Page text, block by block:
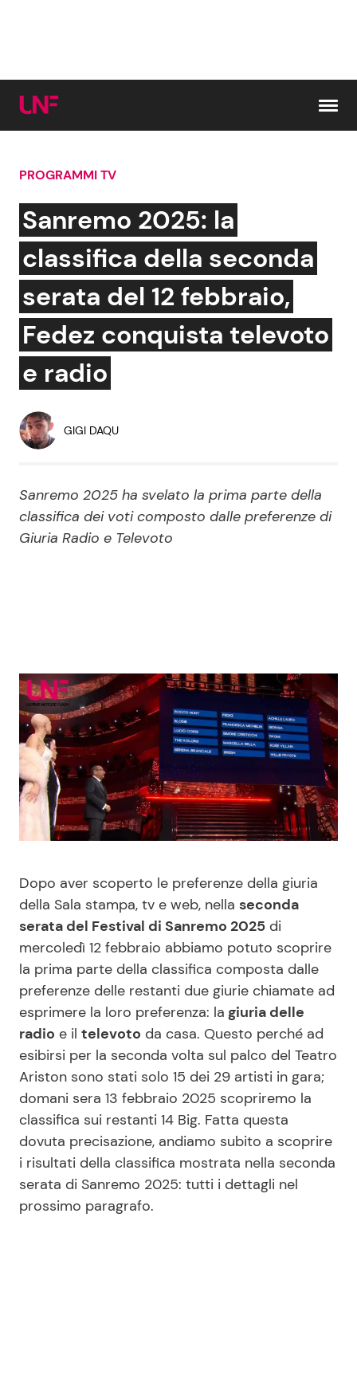
Cerca:
News e Cronaca
Attualità Italiana
Dal Mondo
Economia
Persone Scomparse
Gossip e TV
Bellezze VIP
Coppie VIP
Soap Opera
News Spettacolo
Benessere
Casa
Moda e Style
News benessere
Salute
Viaggi e Turismo
Festività
Cucina e Ricette
Consigli di Cucina
Dolci
Primi Piatti
Ricette Facili e Veloci
Ricette Feste
Ricette per Bambini
Seguici
Info
PROGRAMMI TV
Sanremo 2025: la
classifica della seconda
serata del 12 febbraio,
Fedez conquista televoto
e radio
GIGI DAQU
Sanremo 2025 ha svelato la prima parte della
classifica dei voti composto dalle preferenze di
Giuria Radio e Televoto
Dopo aver scoperto le preferenze della giuria
della Sala stampa, tv e web, nella seconda
serata del Festival di Sanremo 2025 di
mercoledì 12 febbraio abbiamo potuto scoprire
la prima parte della classifica composta dalle
preferenze delle restanti due giurie chiamate ad
esprimere la loro preferenza: la giuria delle
radio e il televoto da casa. Questo perché ad
esibirsi per la seconda volta sul palco del Teatro
Ariston sono stati solo 15 dei 29 artisti in gara;
domani sera 13 febbraio 2025 scopriremo la
classifica sui restanti 14 Big. Fatta questa
dovuta precisazione, andiamo subito a scoprire
i risultati della classifica mostrata nella seconda
serata di Sanremo 2025: tutti i dettagli nel
prossimo paragrafo.